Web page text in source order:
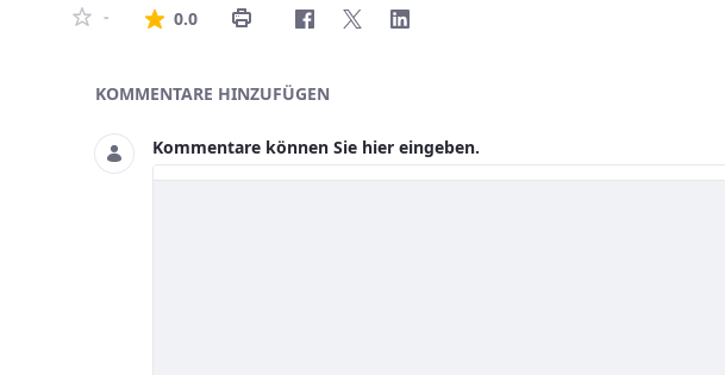
- 0.0Die durchschnittliche Bewertung ist 0 von 5 Sternen.
Asset-Herausgeber
KOMMENTARE HINZUFÜGEN
Kommentare können Sie hier eingeben.